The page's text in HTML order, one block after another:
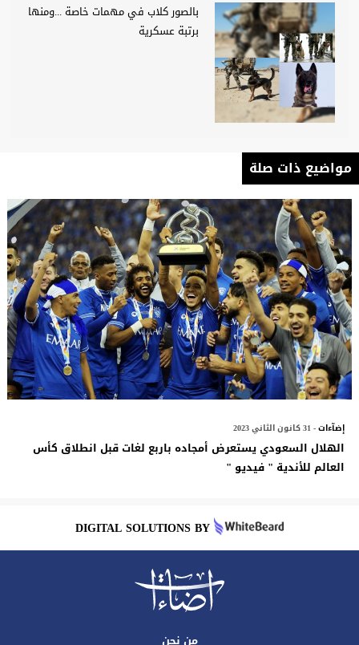
بالصور كلاب في مهمات خاصة ...ومنها
برتبة عسكرية
مواضيع ذات صلة
إضآءات- 31 كانون الثاني 2023
الهلال السعودي يستعرض أمجاده باربع لغات قبل انطلاق كأس
العالم للأندية " فيديو "
DIGITAL SOLUTIONS BY
من نحن